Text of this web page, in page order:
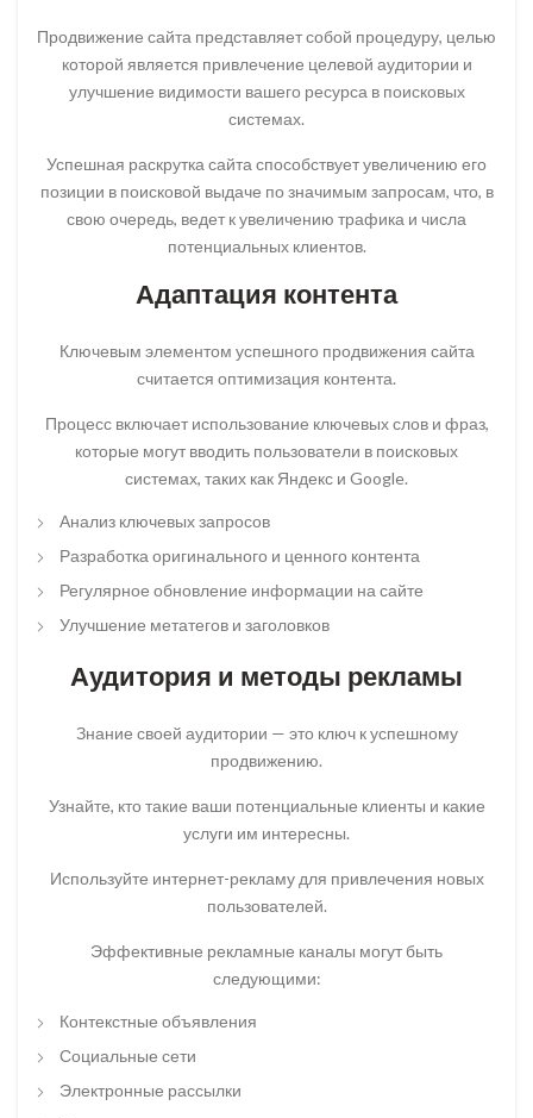
Продвижение сайта представляет собой процедуру, целью
которой является привлечение целевой аудитории и
улучшение видимости вашего ресурса в поисковых
системах.
Успешная раскрутка сайта способствует увеличению его
позиции в поисковой выдаче по значимым запросам, что, в
свою очередь, ведет к увеличению трафика и числа
потенциальных клиентов.
Адаптация контента
Ключевым элементом успешного продвижения сайта
считается оптимизация контента.
Процесс включает использование ключевых слов и фраз,
которые могут вводить пользователи в поисковых
системах, таких как Яндекс и Google.
Анализ ключевых запросов
Разработка оригинального и ценного контента
Регулярное обновление информации на сайте
Улучшение метатегов и заголовков
Аудитория и методы рекламы
Знание своей аудитории — это ключ к успешному
продвижению.
Узнайте, кто такие ваши потенциальные клиенты и какие
услуги им интересны.
Используйте интернет-рекламу для привлечения новых
пользователей.
Эффективные рекламные каналы могут быть
следующими:
Контекстные объявления
Социальные сети
Электронные рассылки